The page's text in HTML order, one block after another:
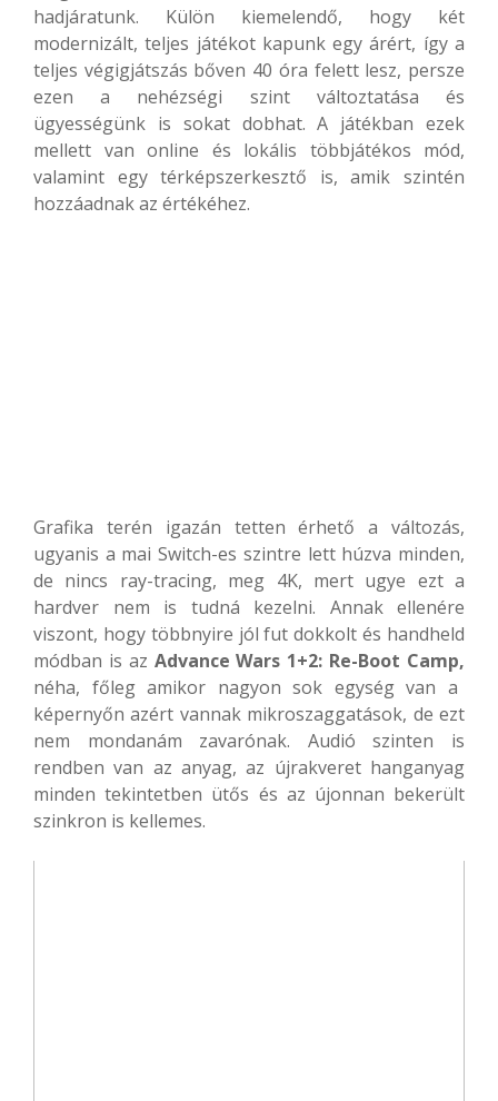
hadjáratunk. Külön kiemelendő, hogy két
modernizált, teljes játékot kapunk egy árért, így a
teljes végigjátszás bőven 40 óra felett lesz, persze
ezen a nehézségi szint változtatása és
ügyességünk is sokat dobhat. A játékban ezek
mellett van online és lokális többjátékos mód,
valamint egy térképszerkesztő is, amik szintén
hozzáadnak az értékéhez.
Grafika terén igazán tetten érhető a változás,
ugyanis a mai Switch-es szintre lett húzva minden,
de nincs ray-tracing, meg 4K, mert ugye ezt a
hardver nem is tudná kezelni. Annak ellenére
viszont, hogy többnyire jól fut dokkolt és handheld
módban is az Advance Wars 1+2: Re-Boot Camp,
néha, főleg amikor nagyon sok egység van a
képernyőn azért vannak mikroszaggatások, de ezt
nem mondanám zavarónak. Audió szinten is
rendben van az anyag, az újrakveret hanganyag
minden tekintetben ütős és az újonnan bekerült
szinkron is kellemes.